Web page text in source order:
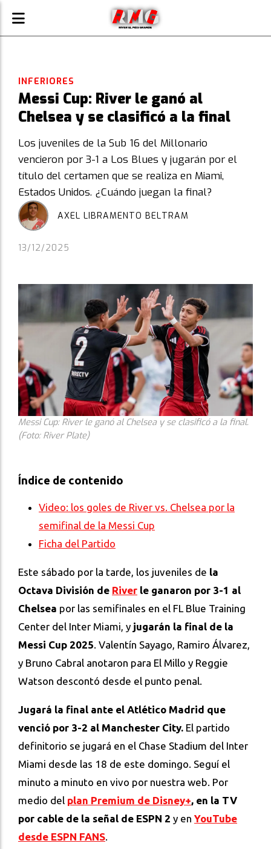
Messi Cup: River le ganó al
Chelsea y se clasificó a la final
Los juveniles de la Sub 16 del Millonario
vencieron por 3-1 a Los Blues y jugarán por el
título del certamen que se realiza en Miami,
Estados Unidos. ¿Cuándo juegan la final?
INFERIORES
13/12/2025
AXEL LIBRAMENTO BELTRAM
Messi Cup: River le ganó al Chelsea y se clasificó a la final.
(Foto: River Plate)
Índice de contenido
Video: los goles de River vs. Chelsea por la
semifinal de la Messi Cup
Ficha del Partido
Este sábado por la tarde, los juveniles de la
Octava División de River le ganaron por 3-1 al
Chelsea por las semifinales en el FL Blue Training
Center del Inter Miami, y jugarán la final de la
Messi Cup 2025. Valentín Sayago, Ramiro Álvarez,
y Bruno Cabral anotaron para El Millo y Reggie
Watson descontó desde el punto penal.
Jugará la final ante el Atlético Madrid que
venció por 3-2 al Manchester City. El partido
definitorio se jugará en el Chase Stadium del Inter
Miami desde las 18 de este domingo. Seguí el
minuto a minuto en vivo por nuestra web. Por
medio del plan Premium de Disney+, en la TV
por cable de la señal de ESPN 2 y en YouTube
desde ESPN FANS.